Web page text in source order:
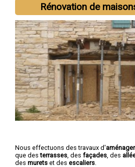
Rénovation de
Nous effectuons des travaux d'
que desterrasses , des façades , des
des murets et des escaliers